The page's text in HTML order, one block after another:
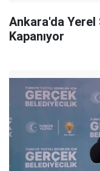
Ankara'da
Kapanıyor